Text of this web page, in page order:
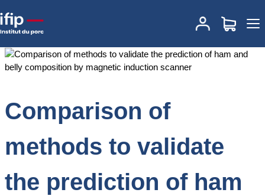
Accueil
Comparison of methods to validate the
prediction of ham and belly composition by magnetic induction
Comparison of
methods to validate
the prediction of ham